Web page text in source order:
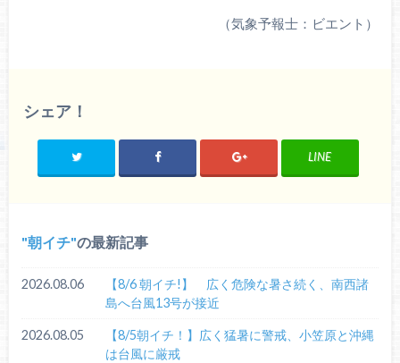
（気象予報士：ビエント）
シェア！
LINE
朝イチ の最新記事
2026.08.06
【8/6 朝イチ!】 広く危険な暑さ続く、南西諸
島へ台風13号が接近
2026.08.05
【8/5朝イチ！】広く猛暑に警戒、小笠原と沖縄
は台風に厳戒